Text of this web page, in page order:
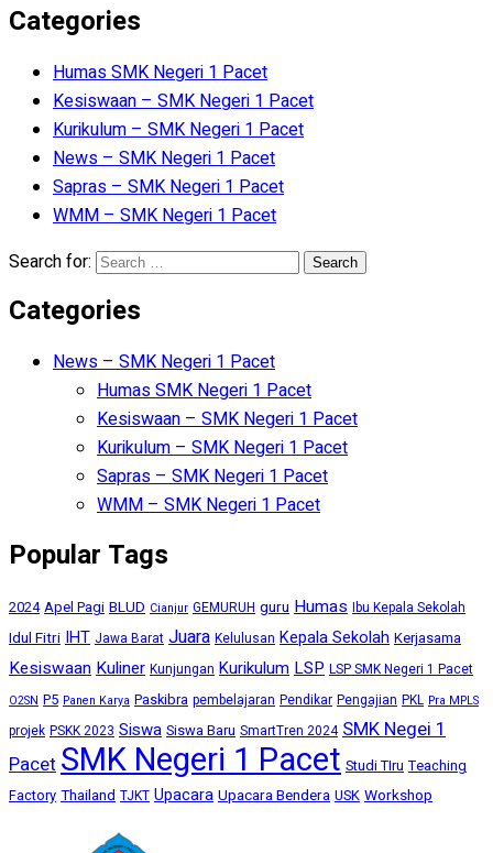
Categories
Humas SMK Negeri 1 Pacet
Kesiswaan – SMK Negeri 1 Pacet
Kurikulum – SMK Negeri 1 Pacet
News – SMK Negeri 1 Pacet
Sapras – SMK Negeri 1 Pacet
WMM – SMK Negeri 1 Pacet
Search for:
Categories
News – SMK Negeri 1 Pacet
Humas SMK Negeri 1 Pacet
Kesiswaan – SMK Negeri 1 Pacet
Kurikulum – SMK Negeri 1 Pacet
Sapras – SMK Negeri 1 Pacet
WMM – SMK Negeri 1 Pacet
Popular Tags
2024 Apel Pagi BLUD Cianjur GEMURUH guru Humas Ibu Kepala Sekolah
Idul Fitri IHT Jawa Barat Juara Kelulusan Kepala Sekolah Kerjasama
Kesiswaan Kuliner Kunjungan Kurikulum LSP LSP SMK Negeri 1 Pacet
O2SN P5 Panen Karya Paskibra pembelajaran Pendikar Pengajian PKL Pra MPLS
projek PSKK 2023 Siswa Siswa Baru SmartTren 2024 SMK Negei 1
PacetSMK Negeri 1 Pacet Studi TIru Teaching
Factory Thailand TJKT Upacara Upacara Bendera USK Workshop